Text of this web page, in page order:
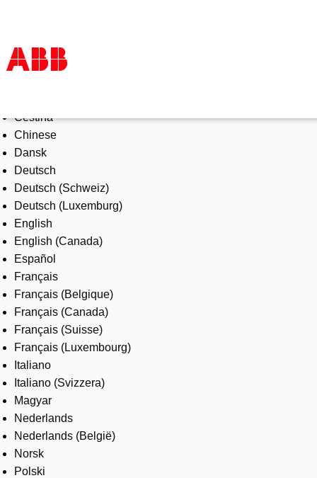
Products & Solutions
Industries
Services
About us
Where to buy
Contact us
Careers
Čeština
Chinese
Dansk
Deutsch
Deutsch (Schweiz)
Deutsch (Luxemburg)
English
English (Canada)
Español
Français
Français (Belgique)
Français (Canada)
Français (Suisse)
Français (Luxembourg)
Italiano
Italiano (Svizzera)
Magyar
Nederlands
Nederlands (België)
Norsk
Polski